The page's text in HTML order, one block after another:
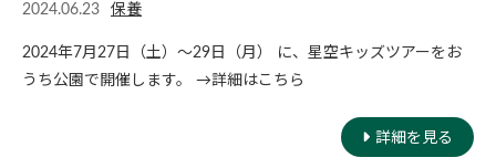
2024.06.23 保養
2024年7月27日（土）〜29日（月） に、星空キッズツアーをお
うち公園で開催します。 →詳細はこちら
詳細を見る